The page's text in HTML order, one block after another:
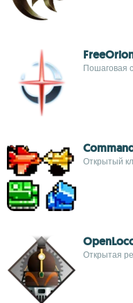
Пошаговая
Открытый
Открытая